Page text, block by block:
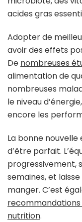
acides gras
Adopter de
avoir des effets
De nombreuses
alimentation de
nombreuses
le niveau
encore les
La bonne nouvelle
d’être parfait.
progressivement,
semaines, et
manger. C’est
nutrition.